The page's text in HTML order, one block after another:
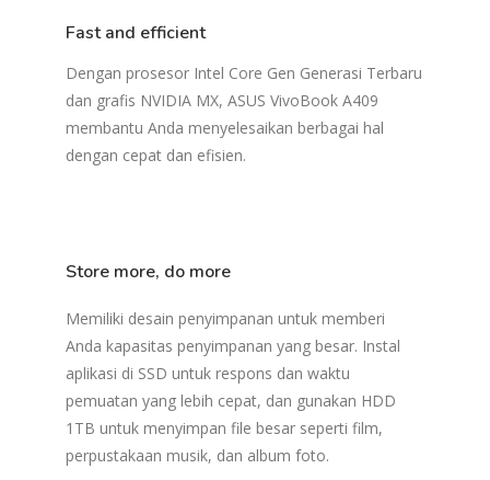
Fast and efficient
Dengan prosesor Intel Core Gen Generasi Terbaru
dan grafis NVIDIA MX, ASUS VivoBook A409
membantu Anda menyelesaikan berbagai hal
dengan cepat dan efisien.
Store more, do more
Memiliki desain penyimpanan untuk memberi
Anda kapasitas penyimpanan yang besar. Instal
aplikasi di SSD untuk respons dan waktu
pemuatan yang lebih cepat, dan gunakan HDD
1TB untuk menyimpan file besar seperti film,
perpustakaan musik, dan album foto.